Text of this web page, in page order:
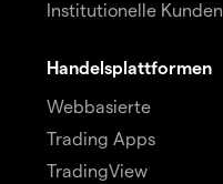
Institutionelle Kunden
Handelsplattformen
Webbasierte
Trading Apps
TradingView